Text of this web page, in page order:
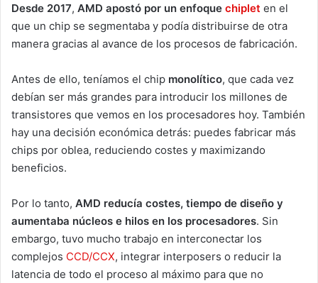
Desde 2017, AMD apostó por un enfoque chiplet en el
que un chip se segmentaba y podía distribuirse de otra
manera gracias al avance de los procesos de fabricación.
Antes de ello, teníamos el chip monolítico, que cada vez
debían ser más grandes para introducir los millones de
transistores que vemos en los procesadores hoy. También
hay una decisión económica detrás: puedes fabricar más
chips por oblea, reduciendo costes y maximizando
beneficios.
Por lo tanto, AMD reducía costes, tiempo de diseño y
aumentaba núcleos e hilos en los procesadores. Sin
embargo, tuvo mucho trabajo en interconectar los
complejos CCD/CCX, integrar interposers o reducir la
latencia de todo el proceso al máximo para que no